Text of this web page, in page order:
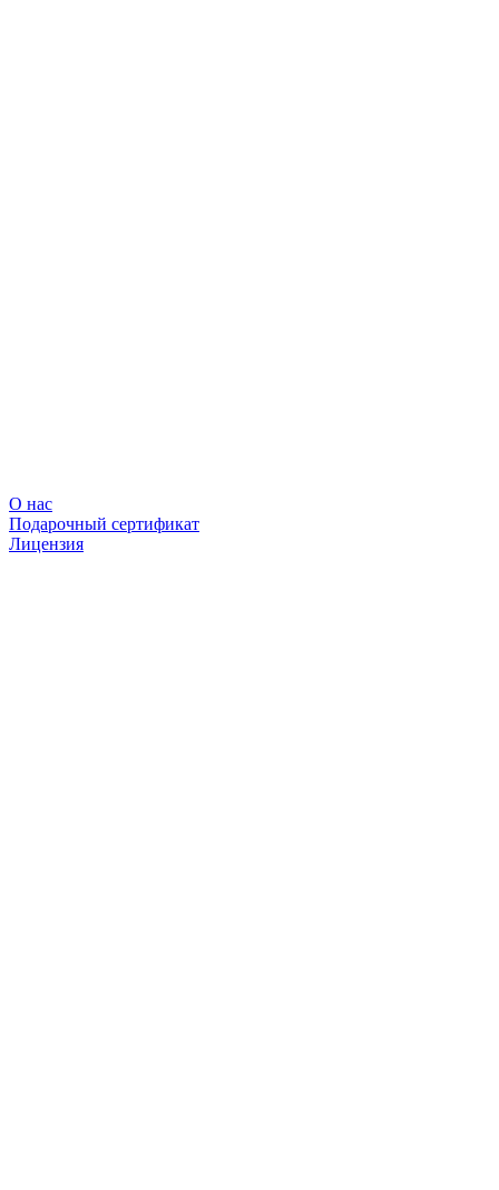
О нас
Подарочный сертификат
Лицензия